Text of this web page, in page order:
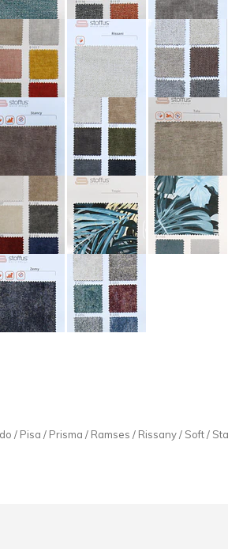
/ Pisa / Prisma / Ramses / Rissany / Soft /